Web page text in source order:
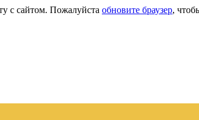
с сайтом. Пожалуйста обновите браузер,